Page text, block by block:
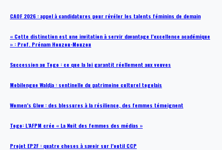
CAOF 2026 : appel à candidatures pour révéler les talents féminins de demain
« Cette distinction est une invitation à servir davantage l’excellence académique
» : Prof. Prénam Houzou-Mouzou
Succession au Togo : ce que la loi garantit réellement aux veuves
Mobilengue Waldja : sentinelle du patrimoine culturel togolais
Women’s Glow : des blessures à la résilience, des femmes témoignent
Togo: L’AFPM crée « La Nuit des femmes des médias »
Projet EP2F : quatre choses à savoir sur l’outil CCP